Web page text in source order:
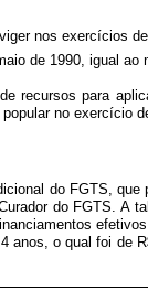
nos exercícios
de 1990, igual ao
recursos para
no exercício
do FGTS, que
do FGTS. A
o qual foi de